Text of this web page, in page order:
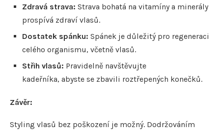
Zdravá strava: Strava bohatá na vitamíny a minerály
prospívá zdraví vlasů.
Dostatek spánku: Spánek je důležitý pro regeneraci
celého organismu, včetně vlasů.
Střih vlasů: Pravidelně navštěvujte
kadeřníka, abyste se zbavili roztřepených konečků.
Závěr:
Styling vlasů bez poškození je možný. Dodržováním